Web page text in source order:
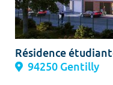
Résidence
94250 Gentilly